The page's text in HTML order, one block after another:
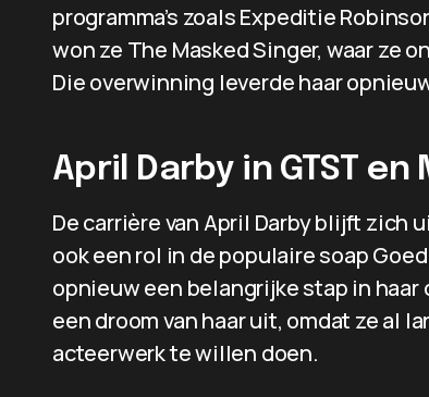
programma’s zoals Expeditie
won ze The Masked Singer, waar ze
Die overwinning leverde haar
April Darby in GTST en
De carrière van April Darby blijft zich
ook een rol in de populaire soap
opnieuw een belangrijke stap in haar
een droom van haar uit, omdat ze al
acteerwerk te willen doen.